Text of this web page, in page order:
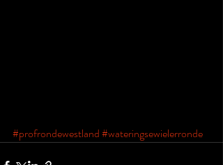
#profrondewestland#wateringsewielerronde